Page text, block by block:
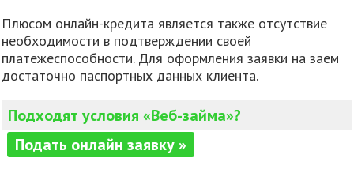
Плюсом онлайн-кредита является также отсутствие
необходимости в подтверждении своей
платежеспособности. Для оформления заявки на заем
достаточно паспортных данных клиента.
Подходят условия «Веб-займа»?
Подать онлайн заявку »